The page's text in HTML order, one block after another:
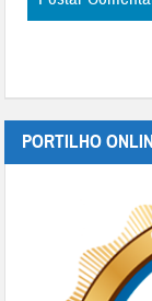
PORTILHO